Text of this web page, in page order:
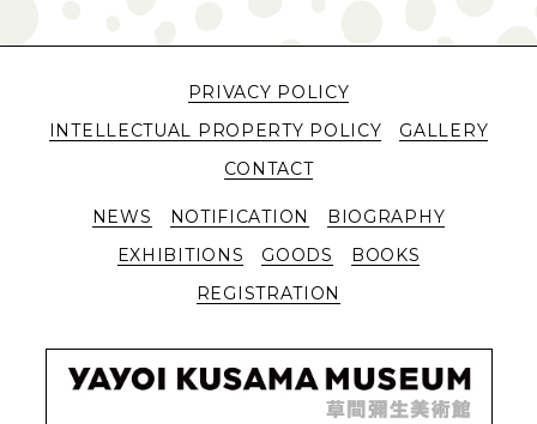
PRIVACY POLICY
INTELLECTUAL PROPERTY POLICY
GALLERY
CONTACT
NEWS NOTIFICATION
BIOGRAPHY
EXHIBITIONS
GOODS
BOOKS
REGISTRATION